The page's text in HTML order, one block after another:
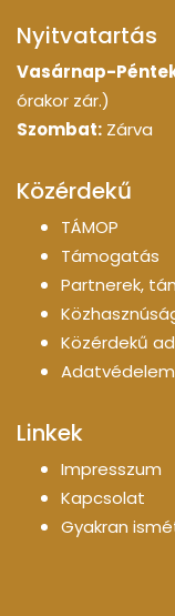
Nyitvatartás
Vasárnap-
órakor zár.)
Szombat: Zárva
Közérdekű
TÁMOP
Támogatás
Partnerek,
Közérdekű
Adatvédelem
Linkek
Impresszum
Kapcsolat
Gyakran